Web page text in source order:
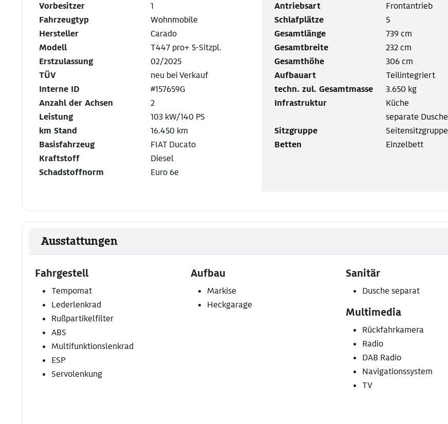
Vorbesitzer
1
Fahrzeugtyp
Wohnmobile
Hersteller
Carado
Modell
T447 pro+ 5-Sitzpl.
Erstzulassung
02/2025
TÜV
neu bei Verkauf
Interne ID
#157659G
Anzahl der Achsen
2
Leistung
103 kW/140 PS
km Stand
16.450 km
Basisfahrzeug
FIAT Ducato
Kraftstoff
Diesel
Schadstoffnorm
Euro 6e
Antriebsart
Frontantrieb
Schlafplätze
5
Gesamtlänge
739 cm
Gesamtbreite
232 cm
Gesamthöhe
306 cm
Aufbauart
Teilintegriert
techn. zul. Gesamtmasse
3.650 kg
Infrastruktur
Küche
separate Dusche
Sitzgruppe
Seitensitzgruppe
Betten
Einzelbett
Ausstattungen
Fahrgestell
Tempomat
Lederlenkrad
Rußpartikelfilter
ABS
Multifunktionslenkrad
ESP
Servolenkung
Aufbau
Markise
Heckgarage
Sanitär
Dusche separat
Multimedia
Rückfahrkamera
Radio
DAB Radio
Navigationssystem
TV